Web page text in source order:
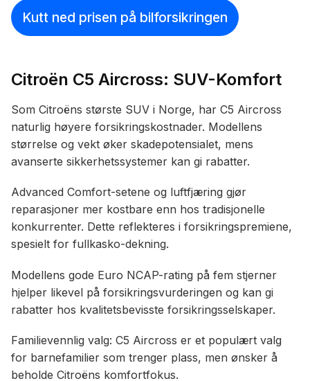
Kutt ned prisen på bilforsikringen
Citroën C5 Aircross: SUV-Komfort
Som Citroëns største SUV i Norge, har C5 Aircross
naturlig høyere forsikringskostnader. Modellens
størrelse og vekt øker skadepotensialet, mens
avanserte sikkerhetssystemer kan gi rabatter.
Advanced Comfort-setene og luftfjæring gjør
reparasjoner mer kostbare enn hos tradisjonelle
konkurrenter. Dette reflekteres i forsikringspremiene,
spesielt for fullkasko-dekning.
Modellens gode Euro NCAP-rating på fem stjerner
hjelper likevel på forsikringsvurderingen og kan gi
rabatter hos kvalitetsbevisste forsikringsselskaper.
Familievennlig valg: C5 Aircross er et populært valg
for barnefamilier som trenger plass, men ønsker å
beholde Citroëns komfortfokus.